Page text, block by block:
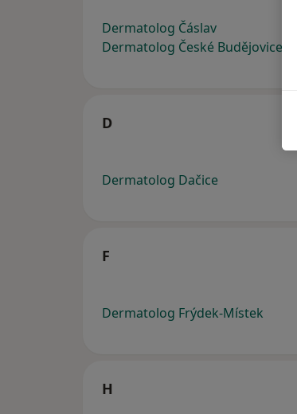
Dermatolog Čáslav
Dermatolog České Budějovice
D
Dermatolog Dačice
F
Dermatolog Frýdek-Místek
H